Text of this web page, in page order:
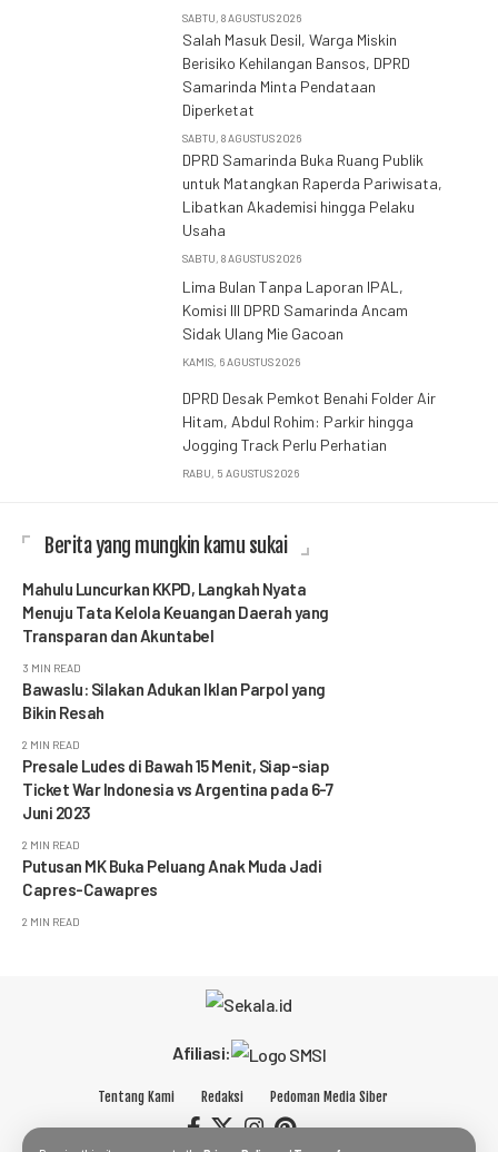
SABTU, 8 AGUSTUS 2026
Salah Masuk Desil, Warga Miskin
Berisiko Kehilangan Bansos, DPRD
Samarinda Minta Pendataan
Diperketat
SABTU, 8 AGUSTUS 2026
DPRD Samarinda Buka Ruang Publik
untuk Matangkan Raperda Pariwisata,
Libatkan Akademisi hingga Pelaku
Usaha
SABTU, 8 AGUSTUS 2026
Lima Bulan Tanpa Laporan IPAL,
Komisi III DPRD Samarinda Ancam
Sidak Ulang Mie Gacoan
KAMIS, 6 AGUSTUS 2026
DPRD Desak Pemkot Benahi Folder Air
Hitam, Abdul Rohim: Parkir hingga
Jogging Track Perlu Perhatian
RABU, 5 AGUSTUS 2026
Berita yang mungkin kamu sukai
Mahulu Luncurkan KKPD, Langkah Nyata
Menuju Tata Kelola Keuangan Daerah yang
Transparan dan Akuntabel
3 MIN READ
Bawaslu: Silakan Adukan Iklan Parpol yang
Bikin Resah
2 MIN READ
Presale Ludes di Bawah 15 Menit, Siap-siap
Ticket War Indonesia vs Argentina pada 6-7
Juni 2023
2 MIN READ
Putusan MK Buka Peluang Anak Muda Jadi
Capres-Cawapres
2 MIN READ
Afiliasi:
Tentang Kami Redaksi Pedoman Media Siber